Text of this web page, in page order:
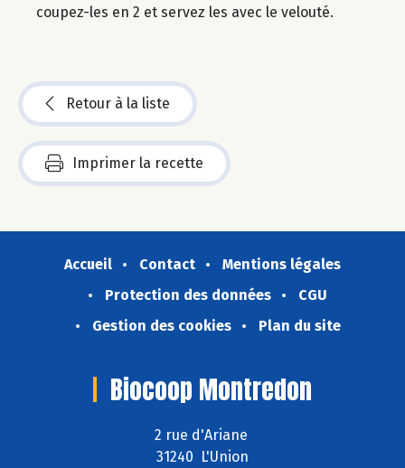
coupez-les en 2 et servez les avec le velouté.
Retour à la liste
Imprimer la recette
Accueil Contact
Mentions légales
Protection des données
CGU
Gestion des cookies
Plan du site
Biocoop Montredon
2 rue d'Ariane
31240 L'Union